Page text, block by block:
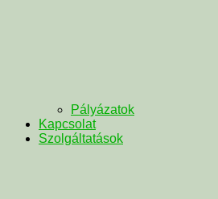
Pályázatok
Kapcsolat
Szolgáltatások